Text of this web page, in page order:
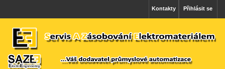
Přihlásit se
Kontakty